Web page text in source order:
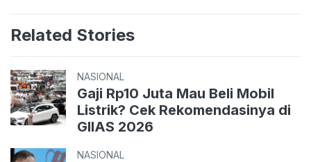
Related Stories
NASIONAL
Gaji Rp10 Juta Mau Beli Mobil
Listrik? Cek Rekomendasinya di
GIIAS 2026
NASIONAL